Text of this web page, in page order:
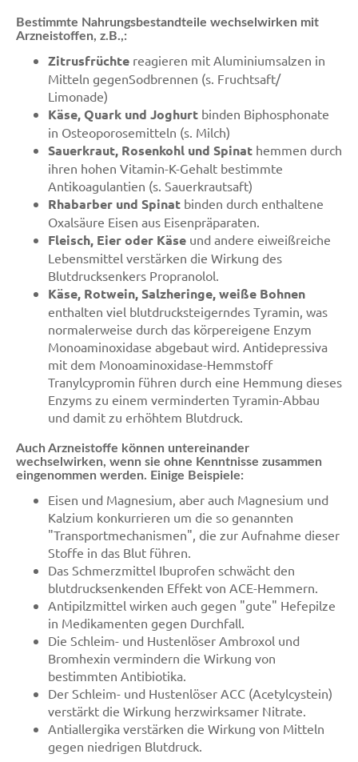
Bestimmte Nahrungsbestandteile wechselwirken mit
Arzneistoffen, z.B.,:
Zitrusfrüchte reagieren mit Aluminiumsalzen in
Mitteln gegenSodbrennen (s. Fruchtsaft/
Limonade)
Käse, Quark und Joghurt binden Biphosphonate
in Osteoporosemitteln (s. Milch)
Sauerkraut, Rosenkohl und Spinat hemmen durch
ihren hohen Vitamin-K-Gehalt bestimmte
Antikoagulantien (s. Sauerkrautsaft)
Rhabarber und Spinat binden durch enthaltene
Oxalsäure Eisen aus Eisenpräparaten.
Fleisch, Eier oder Käse und andere eiweißreiche
Lebensmittel verstärken die Wirkung des
Blutdrucksenkers Propranolol.
Käse, Rotwein, Salzheringe, weiße Bohnen
enthalten viel blutdrucksteigerndes Tyramin, was
normalerweise durch das körpereigene Enzym
Monoaminoxidase abgebaut wird. Antidepressiva
mit dem Monoaminoxidase-Hemmstoff
Tranylcypromin führen durch eine Hemmung dieses
Enzyms zu einem verminderten Tyramin-Abbau
und damit zu erhöhtem Blutdruck.
Auch Arzneistoffe können untereinander
wechselwirken, wenn sie ohne Kenntnisse zusammen
eingenommen werden. Einige Beispiele:
Eisen und Magnesium, aber auch Magnesium und
Kalzium konkurrieren um die so genannten
"Transportmechanismen", die zur Aufnahme dieser
Stoffe in das Blut führen.
Das Schmerzmittel Ibuprofen schwächt den
blutdrucksenkenden Effekt von ACE-Hemmern.
Antipilzmittel wirken auch gegen "gute" Hefepilze
in Medikamenten gegen Durchfall.
Die Schleim- und Hustenlöser Ambroxol und
Bromhexin vermindern die Wirkung von
bestimmten Antibiotika.
Der Schleim- und Hustenlöser ACC (Acetylcystein)
verstärkt die Wirkung herzwirksamer Nitrate.
Antiallergika verstärken die Wirkung von Mitteln
gegen niedrigen Blutdruck.